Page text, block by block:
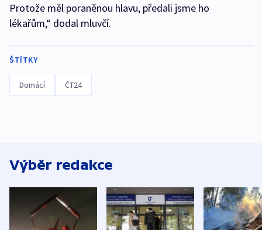
Protože měl poraněnou hlavu, předali jsme ho
lékařům,“ dodal mluvčí.
ŠTÍTKY
Domácí ČT24
Výběr redakce